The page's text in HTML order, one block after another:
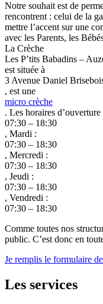
Notre souhait est de
rencontrent : celui de la
mettre l’accent sur une
avec les Parents, les
La Crèche
Les P’tits Babadins –
est située à
3 Avenue Daniel
, est une
micro crèche
. Les horaires
07:30 – 18:30
, Mardi :
07:30 – 18:30
, Mercredi :
07:30 – 18:30
, Jeudi :
07:30 – 18:30
, Vendredi :
07:30 – 18:30
Comme toutes nos
public. C’est donc en
Je remplis le formulaire
Les services